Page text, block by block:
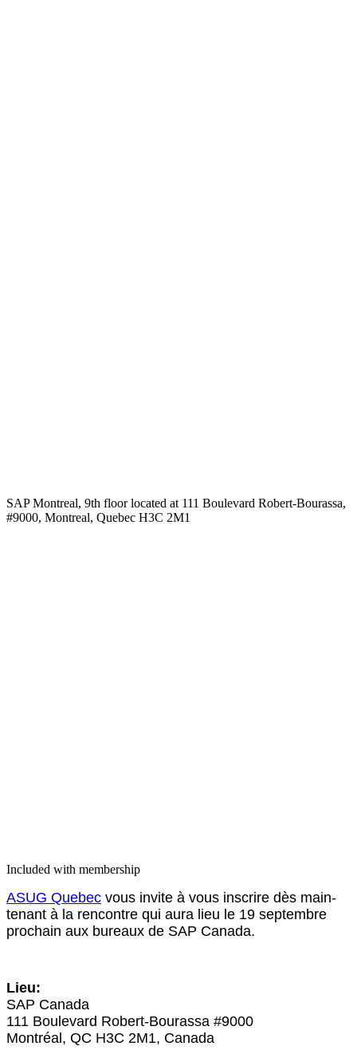
SAP Montreal, 9th floor located at 111 Boulevard Robert-Bourassa,
#9000, Montreal, Quebec H3C 2M1
Included with membership
ASUG Que­bec vous invite à vous inscrire dès main­
tenant à la ren­con­tre qui aura lieu le 19 sep­tem­bre
prochain aux bureaux de SAP Canada.
Lieu:
SAP Cana­da
111 Boule­vard Robert-Bouras­sa #9000
Mon­tréal, QC H3C 2M1, Cana­da